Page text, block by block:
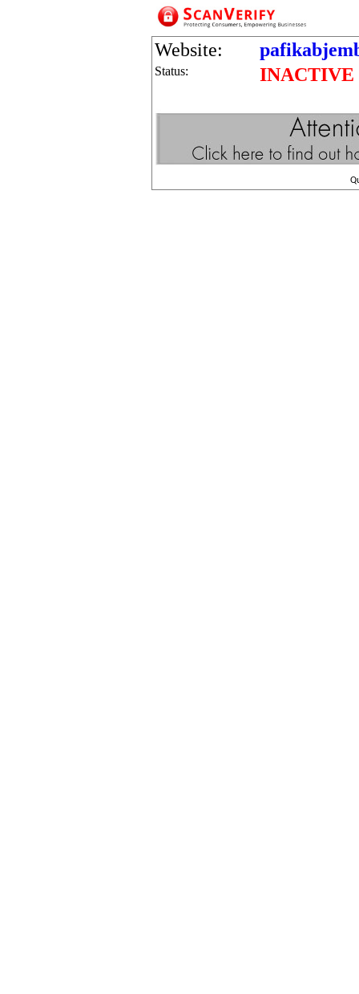
Website:
Status: INACTIVE